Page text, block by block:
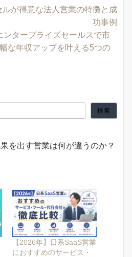
が得意な法人営業の特徴と成
功事例
ンタープライズセールスで市
な年収アップを叶える5つの
検索
を出す営業は何が違うのか？
【2026年】日系SaaS営業
におすすめのサービス・